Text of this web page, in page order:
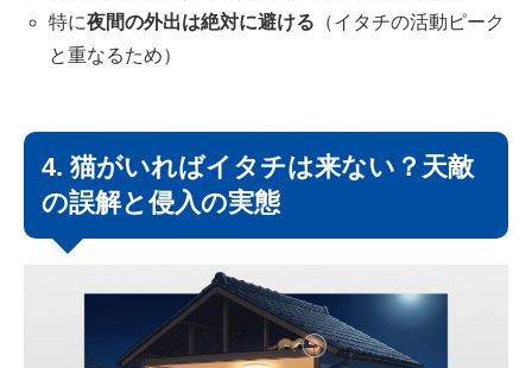
特に夜間の外出は絶対に避ける （イタチの活動ピーク
と重なるため）
4. 猫がいればイタチは来ない？天敵
の誤解と侵入の実態